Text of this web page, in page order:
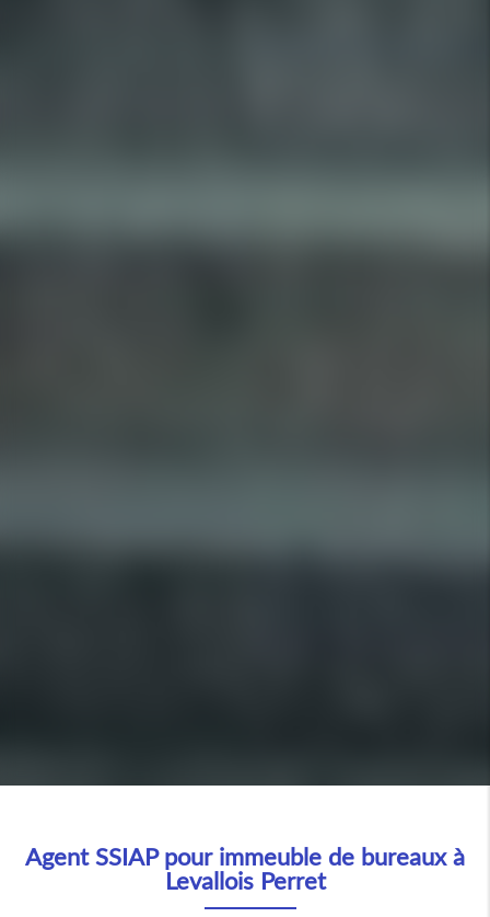
Agent SSIAP pour immeuble de bureaux à
Levallois Perret